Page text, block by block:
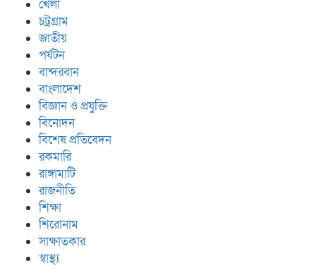
খেলা
চট্রগ্রাম
জাতীয়
পর্যটন
বান্দরবান
বাংলাদেশ
বিজ্ঞান ও প্রযুক্তি
বিনোদন
বিশেষ প্রতিবেদন
রকমারি
রাঙ্গামাটি
রাজনীতি
শিক্ষা
শিরোনাম
সাক্ষাতকার
স্বাস্থ্য